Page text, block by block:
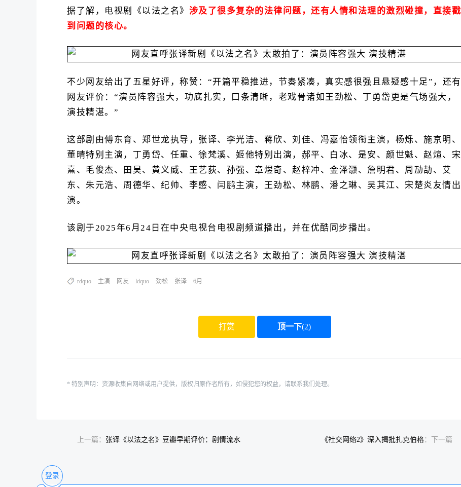
据了解，电视剧《以法之名》 涉及了很多复杂的法律问题，还有人情和法理的激烈碰撞，直接戳
到问题的核心。
不少网友给出了五星好评，称赞：“开篇平稳推进，节奏紧凑，真实感很强且悬疑感十足”，还有
网友评价：“演员阵容强大，功底扎实，口条清晰，老戏骨诸如王劲松、丁勇岱更是气场强大，
演技精湛。”
这部剧由傅东育、郑世龙执导，张译、李光洁、蒋欣、刘佳、冯嘉怡领衔主演，杨烁、施京明、
董晴特别主演，丁勇岱、任重、徐梵溪、姬他特别出演，郝平、白冰、是安、颜世魁、赵煊、宋
熹、毛俊杰、田昊、黄义威、王艺荻、孙强、章煜奇、赵梓冲、金泽灏、詹明君、周劢劼、艾
东、朱元浩、周德华、纪帅、李感、闫鹏主演，王劲松、林鹏、潘之琳、吴其江、宋楚炎友情出
演。
该剧于2025年6月24日在中央电视台电视剧频道播出，并在优酷同步播出。
rdquo 主演 网友 ldquo 劲松 张译 6月
打赏 顶一下(2)
* 特别声明：资源收集自网络或用户提供，版权归原作者所有，如侵犯您的权益，请联系我们处理。
上一篇： 张译《以法之名》豆瓣早期评价：剧情流水 《社交网络2》深入揭批扎克伯格：下一篇
登录